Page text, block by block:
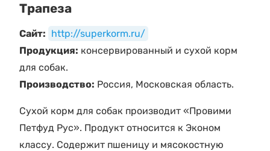
Трапеза
Сайт: http://superkorm.ru/
Продукция: консервированный и сухой корм
для собак.
Производство: Россия, Московская область.
Сухой корм для собак производит «Провими
Петфуд Рус». Продукт относится к Эконом
классу. Содержит пшеницу и мясокостную